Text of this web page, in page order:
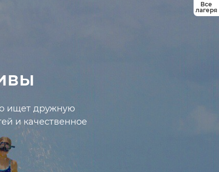
Все
лагеря
ищет дружную
и качественное